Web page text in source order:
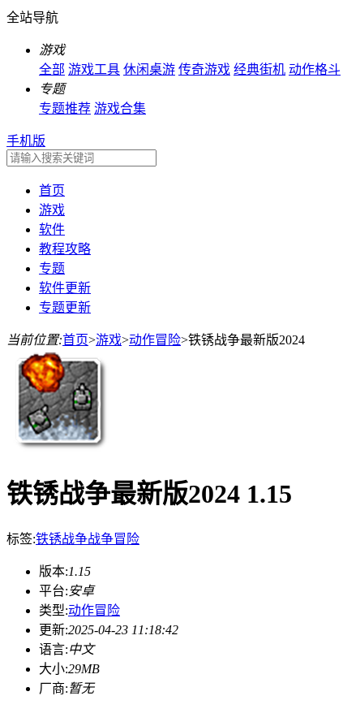
全站导航
游戏
全部 游戏工具 休闲桌游 传奇游戏 经典街机 动作格斗
专题
专题推荐 游戏合集
手机版
首页
游戏
软件
教程攻略
专题
软件更新
专题更新
当前位置:首页>游戏>动作冒险>铁锈战争最新版2024
铁锈战争最新版2024 1.15
标签:铁锈战争战争冒险
版本:1.15
平台:安卓
类型:动作冒险
更新:2025-04-23 11:18:42
语言:中文
大小:29MB
厂商:暂无